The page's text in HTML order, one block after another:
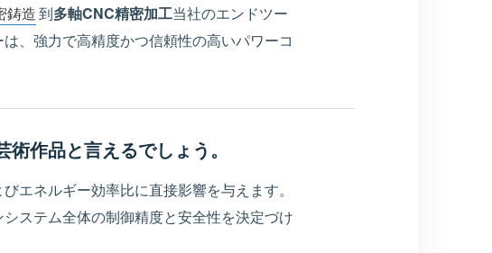
鋳造到多軸CNC精密加工当社のエンドツー
、強力で高精度かつ信頼性の高いパワーコ
作品と言えるでしょう。
エネルギー効率比に直接影響を与えます。
ステム全体の制御精度と安全性を決定づけ